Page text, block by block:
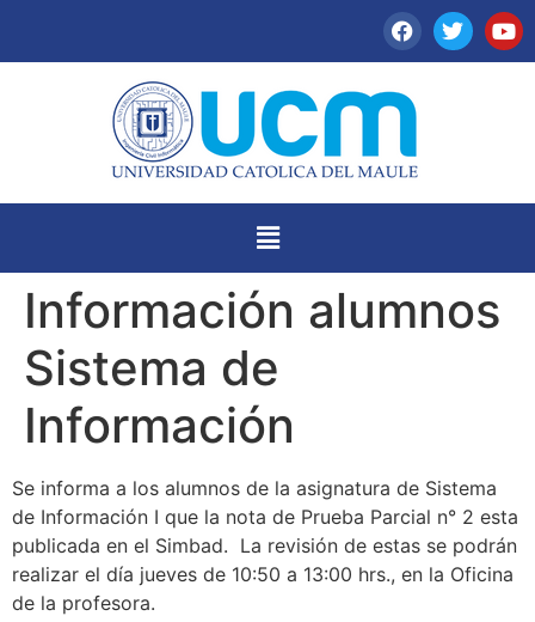
Información alumnos
Sistema de
Información
Se informa a los alumnos de la asignatura de Sistema
de Información I que la nota de Prueba Parcial n° 2 esta
publicada en el Simbad. La revisión de estas se podrán
realizar el día jueves de 10:50 a 13:00 hrs., en la Oficina
de la profesora.